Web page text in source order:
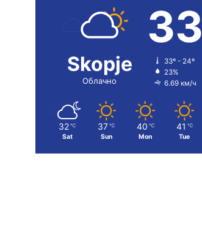
Skopje
Облачно
33
33º - 24º
23%
6.69 км/ч
32 ℃
Sat
37 ℃
Sun
40 ℃
Mon
41 ℃
Tue